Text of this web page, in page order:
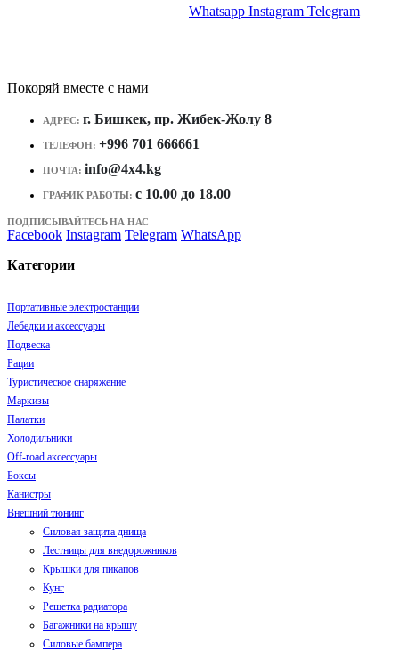
Whatsapp Instagram Telegram
Покоряй вместе с нами
АДРЕС: г. Бишкек, пр. Жибек-Жолу 8
ТЕЛЕФОН: +996 701 666661
ПОЧТА: info@4x4.kg
ГРАФИК РАБОТЫ: c 10.00 до 18.00
ПОДПИСЫВАЙТЕСЬ НА НАС
Facebook Instagram Telegram WhatsApp
Категории
Портативные электростанции
Лебедки и аксессуары
Подвеска
Рации
Туристическое снаряжение
Маркизы
Палатки
Холодильники
Off-road аксессуары
Боксы
Канистры
Внешний тюнинг
Силовая защита днища
Лестницы для внедорожников
Крышки для пикапов
Кунг
Решетка радиатора
Багажники на крышу
Силовые бампера